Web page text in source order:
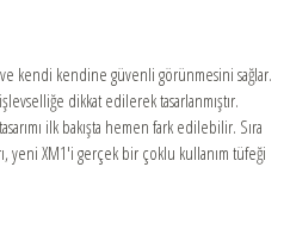
kendi kendine güvenli görünmesini sağlar.
dikkat edilerek tasarlanmıştır.
ilk bakışta hemen fark edilebilir. Sıra
yeni XM1'i gerçek bir çoklu kullanım tüfeği